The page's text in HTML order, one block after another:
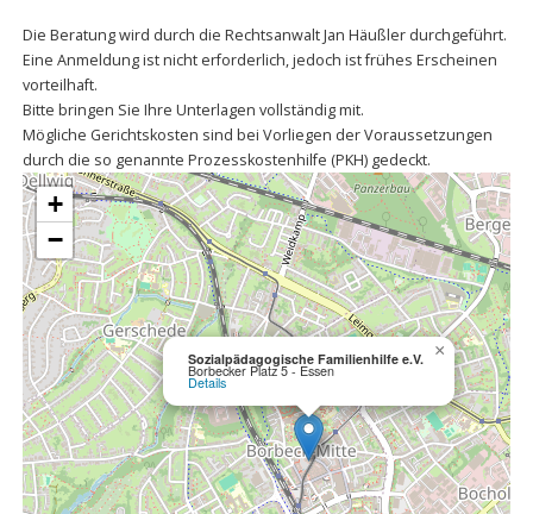
Die Beratung wird durch die Rechtsanwalt Jan Häußler durchgeführt.
Eine Anmeldung ist nicht erforderlich, jedoch ist frühes Erscheinen
vorteilhaft.
Bitte bringen Sie Ihre Unterlagen vollständig mit.
Mögliche Gerichtskosten sind bei Vorliegen der Voraussetzungen
durch die so genannte Prozesskostenhilfe (PKH) gedeckt.
Sozialpädagogische Familienhilfe e.V.
Borbecker Platz 5 - Essen
Details
×
+
−